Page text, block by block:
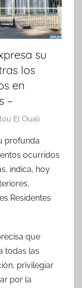
su
los
en
–
El Ouali
profunda
ocurridos
indica, hoy
Residentes
que
todas las
privilegiar
por la